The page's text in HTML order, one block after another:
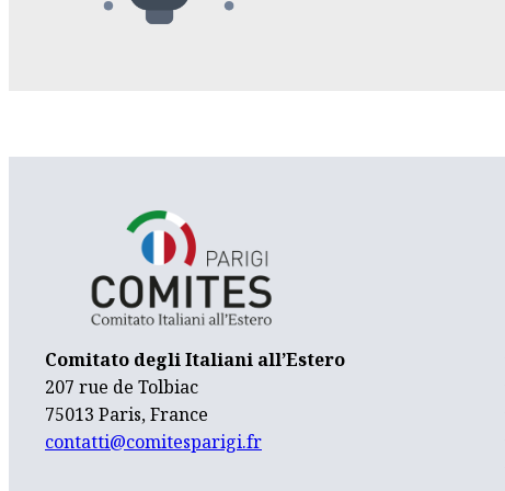
Comitato degli Italiani all’Estero
207 rue de Tolbiac
75013 Paris, France
contatti@comitesparigi.fr